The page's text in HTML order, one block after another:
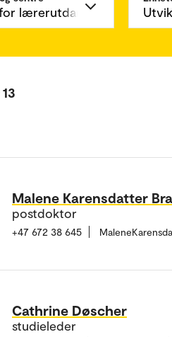
13
Malene Karensdatter
postdoktor
+47 672 38 645
Cathrine Døscher
studieleder